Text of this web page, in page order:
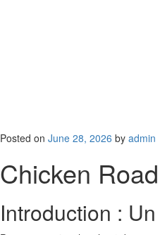
Posted on June 28, 2026 by admin
Chicken
Introduction :